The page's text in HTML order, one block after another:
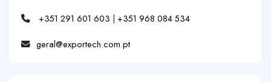
+351 291 601 603 | +351 968 084 534
geral@exportech.com.pt